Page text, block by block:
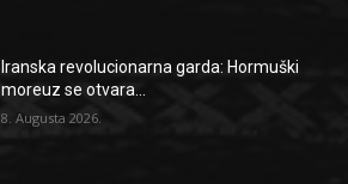
Iranska revolucionarna garda: Hormuški
moreuz se otvara...
8. Augusta 2026.